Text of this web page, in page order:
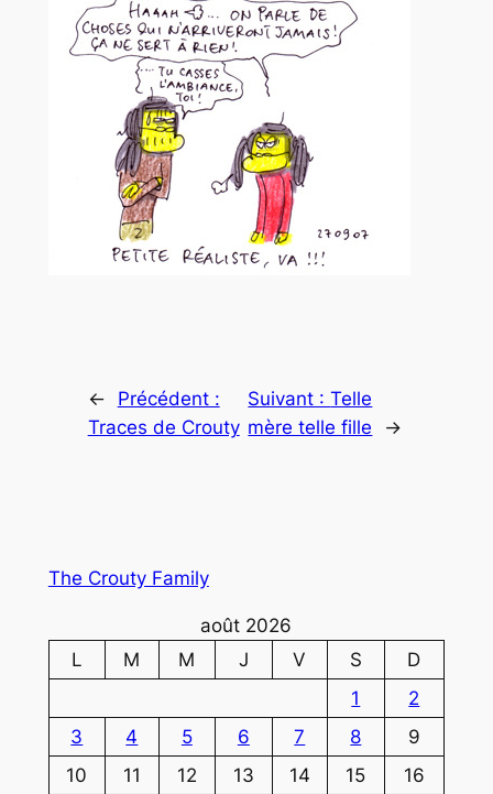
←
Précédent :
Traces de Crouty
Suivant :Telle
mère telle fille
→
The Crouty Family
août 2026
L
M M J V S
D
1
2
3
4 5 6 7 8
9
10
11 12 13 14 15
16